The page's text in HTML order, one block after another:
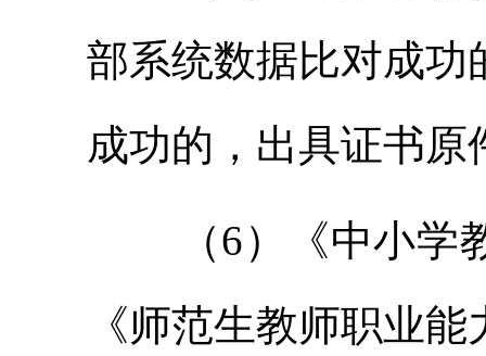
部系统数据比对成功
成功的，出具证书原
（6）《中小
《师范生教师职业